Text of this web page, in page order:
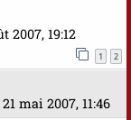
2007, 19:12
1 2
21 mai 2007, 11:46